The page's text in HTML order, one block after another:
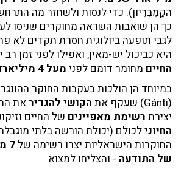
הקַמְבְּרִיוֹן). כדי לנסות ולשחזר מה
כך הן שואבות השראה מחוקרים שניסו
לגבי תופעה ביולוגית חסרת תקדים לא
היא כביכול יש-מאין, ואפילו לפני זמן
החיים מחומר דומם לפני מעל 4 מיליארד שנים
במיוחד הן הולכות בעקבות החוקר
(Gánti) שעקף את
הקושי להגדיראת
יצירת רשימת מאפיינים של החיים
החיונילכולם (יכולת הורשה בלתי
החוקרות הישראליות יצרו רשימה של 7 מאפיינים
של התודעה - והצליחו למצוא